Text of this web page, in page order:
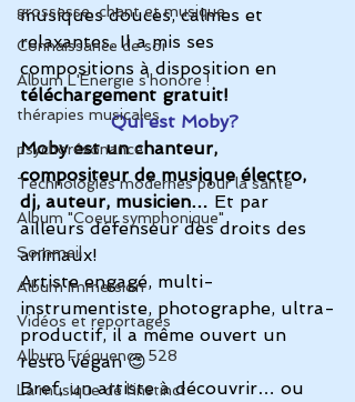
grossesse, chant et musique
Connaissance de soi
Album L'Énergie s'honore !
thérapies musicales
psychorésonance
Technologies modernes pour la santé
Album "Coeur symphonique"
Sommeil
Album Immersion
Vidéos et reportages
Album Fréquence 528
La musique de l'instinct
musiques douces, calmes et
relaxantes. Il a mis ses
compositions à disposition en
téléchargement gratuit!
Qui est Moby?
Moby est un chanteur,
compositeur de musique électro,
dj, auteur, musicien… Et par
ailleurs défenseur des droits des
animaux!
Artiste engagé, multi-
instrumentiste, photographe, ultra-
productif, il a même ouvert un
resto vegan 😉
Bref, un artiste à découvrir… ou